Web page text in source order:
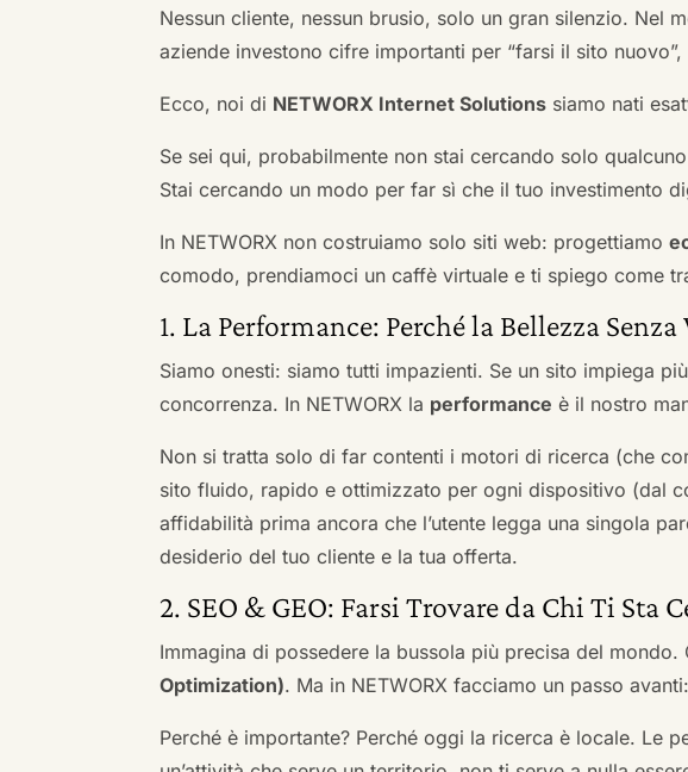
Nessun cliente, nessun brusio, solo un gran silenzio. Nel
aziende investono cifre importanti per “farsi il sito
Ecco, noi di NETWORX Internet Solutions siamo nati
Se sei qui, probabilmente non stai cercando solo
Stai cercando un modo per far sì che il tuo investimento
In NETWORX non costruiamo solo siti web: progettiamo
comodo, prendiamoci un caffè virtuale e ti spiego come
1. La Performance: Perché la Bellezza
Siamo onesti: siamo tutti impazienti. Se un sito impiega
concorrenza. In NETWORX la performance è il nostro
Non si tratta solo di far contenti i motori di ricerca (che
sito fluido, rapido e ottimizzato per ogni dispositivo (dal
affidabilità prima ancora che l’utente legga una singola
desiderio del tuo cliente e la tua offerta.
2. SEO & GEO: Farsi Trovare da Chi Ti Sta
Immagina di possedere la bussola più precisa del
Optimization). Ma in NETWORX facciamo un passo
Perché è importante? Perché oggi la ricerca è locale. Le